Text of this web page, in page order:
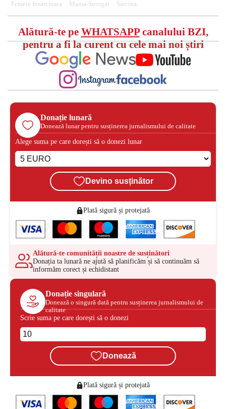
Femeie Insarcinata Mama-Surogat Sarcina:
Alătură-te pe WHATSAPPcanalului BZI,
pentru a fi la curent cu cele mai noi știri
Donație lunară
Donează lunar pentru susținerea jurnalismului de calitate
Alege suma pe care dorești să o donezi lunar
Devino susținător
Plată sigură și protejată
Alătură-te comunității noastre de susținători
Donația ta lunară ne ajută să planificăm și să continuăm să
informăm corect și echidistant
Donație singulară
Donează o singură dată pentru susținerea jurnalismului de
calitate
Scrie suma pe care dorești să o donezi
Donează
Plată sigură și protejată